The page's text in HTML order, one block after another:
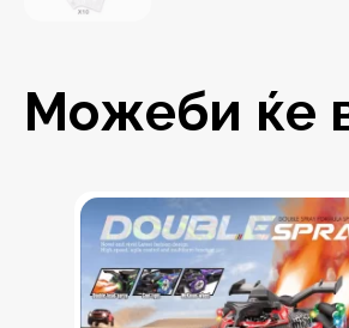
Можеби ќе